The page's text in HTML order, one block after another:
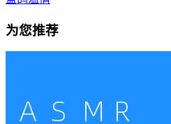
为您推荐